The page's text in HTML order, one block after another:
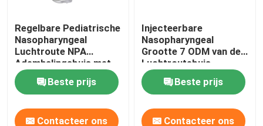
Regelbare Pediatrische
Nasopharyngeal
Luchtroute NPA
Ademhalingsbuis met
Zacht Uiteinde
Beste prijs
Contacteer ons
Injecteerbare
Nasopharyngeal
Grootte 7 ODM van de
Luchtroutebuis
Beste prijs
Contacteer ons